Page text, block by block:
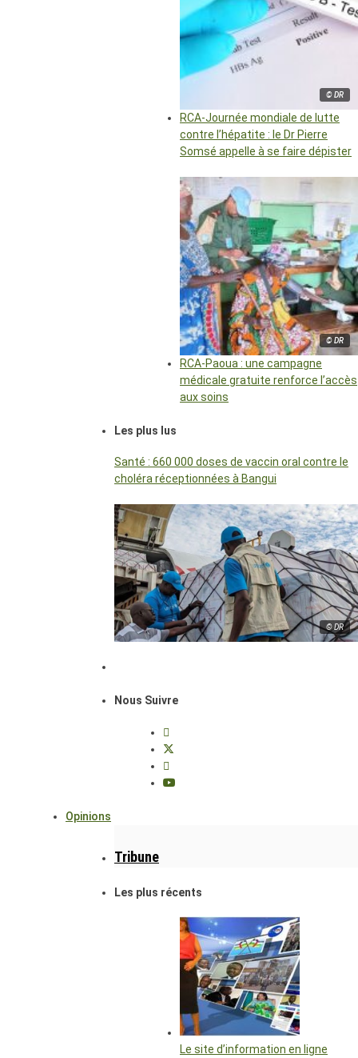
© DR
RCA-Journée mondiale de lutte
contre l’hépatite : le Dr Pierre
Somsé appelle à se faire dépister
© DR
RCA-Paoua : une campagne
médicale gratuite renforce l’accès
aux soins
Les plus lus
Santé : 660 000 doses de vaccin oral contre le
choléra réceptionnées à Bangui
© DR
Nous Suivre
Opinions
Tribune
Les plus récents
Le site d’information en ligne